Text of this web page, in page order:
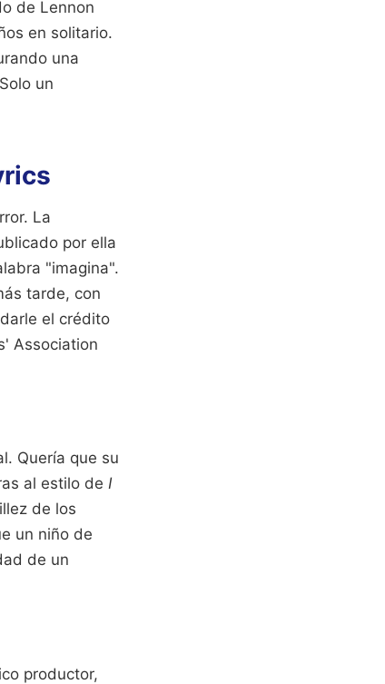
de Lennon
en solitario.
una
un
La
por ella
"imagina".
tarde, con
el crédito
Association
Quería que su
al estilo de I
de los
un niño de
de un
productor,